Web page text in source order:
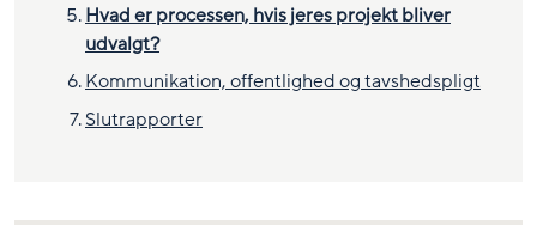
Hvad er processen, hvis jeres projekt bliver
udvalgt?
Kommunikation, offentlighed og tavshedspligt
Slutrapporter